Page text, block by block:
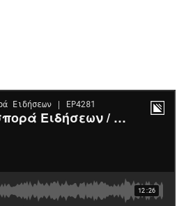
Wine routes
Podcasts
Προσωπικότητες στην ''Κ''